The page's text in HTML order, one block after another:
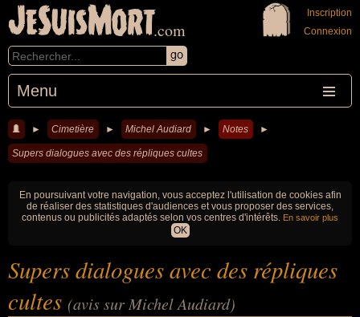
JeSuisMort.com
Menu
Inscription
Connexion
► Cimetière ► Michel Audiard ► Notes ►
Supers dialogues avec des répliques cultes
En poursuivant votre navigation, vous acceptez l'utilisation de cookies afin
de réaliser des statistiques d'audiences et vous proposer des services,
contenus ou publicités adaptés selon vos centres d'intérêts. En savoir plus
OK
Supers dialogues avec des répliques
cultes (avis sur Michel Audiard)